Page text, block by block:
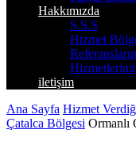
Hakkımızda
S.S.S
Hizmet
iletişim
Ana Sayfa Hizmet
Çatalca Bölgesi Ormanlı